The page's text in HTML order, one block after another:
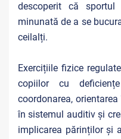
descoperit că
minunată de a se
ceilalți.
Exercițiile fizice
copiilor cu
coordonarea,
în sistemul auditiv și
implicarea părinților și